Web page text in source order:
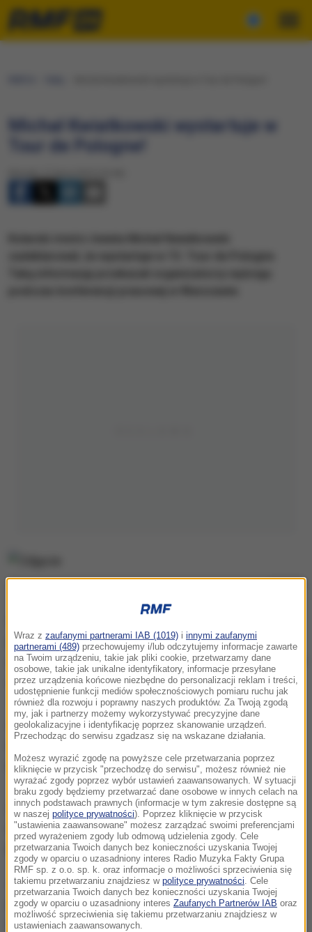
Michał Kwiatkowski wystartuje w
Tour de Pologne!
Dla mnie to powrót do Tour de Pologne. W 2012 roku
przegrałem z Moreno Moserem, ale wspominam tę
edycję z wielką przyjemnością. Start na polskiej ziemi
w koszulce mistrza świata to coś wyjątkowego.
Tęskniłem za polskimi kibicami, choć coraz częściej
spotykam ich za granicą - napisał Kwiatkowski w
oświadczeniu przesłanym do organizatorów
imprezy.
Złotemu medaliście MŚ - jeżdżącemu w grupie Ettix-
Quick-Step - będzie pomagał inny polski kolarz -
Michał Gołaś.
Jeśli tylko Michał Kwiatkowski nie "zajedzie się"
podczas trwającego Tour de France, to wierzę, że
będzie faworytem naszego wyścigu. Jego udział, w
Wraz z zaufanymi partnerami IAB (1019) i innymi zaufanymi
partnerami (489) przechowujemy i/lub odczytujemy informacje zawarte
na Twoim urządzeniu, takie jak pliki cookie, przetwarzamy dane
osobowe, takie jak unikalne identyfikatory, informacje przesyłane
przez urządzenia końcowe niezbędne do personalizacji reklam i treści,
udostępnienie funkcji mediów społecznościowych pomiaru ruchu jak
również dla rozwoju i poprawny naszych produktów. Za Twoją zgodą
my, jak i partnerzy możemy wykorzystywać precyzyjne dane
geolokalizacyjne i identyfikację poprzez skanowanie urządzeń.
Przechodząc do serwisu zgadzasz się na wskazane działania.
Możesz wyrazić zgodę na powyższe cele przetwarzania poprzez
kliknięcie w przycisk "przechodzę do serwisu", możesz również nie
wyrażać zgody poprzez wybór ustawień zaawansowanych. W sytuacji
braku zgody będziemy przetwarzać dane osobowe w innych celach na
innych podstawach prawnych (informacje w tym zakresie dostępne są
w naszej polityce prywatności). Poprzez kliknięcie w przycisk
"ustawienia zaawansowane" możesz zarządzać swoimi preferencjami
przed wyrażeniem zgody lub odmową udzielenia zgody. Cele
przetwarzania Twoich danych bez konieczności uzyskania Twojej
zgody w oparciu o uzasadniony interes Radio Muzyka Fakty Grupa
RMF sp. z o.o. sp. k. oraz informacje o możliwości sprzeciwienia się
takiemu przetwarzaniu znajdziesz w polityce prywatności . Cele
przetwarzania Twoich danych bez konieczności uzyskania Twojej
zgody w oparciu o uzasadniony interes Zaufanych Partnerów IAB oraz
możliwość sprzeciwienia się takiemu przetwarzaniu znajdziesz w
ustawieniach zaawansowanych.